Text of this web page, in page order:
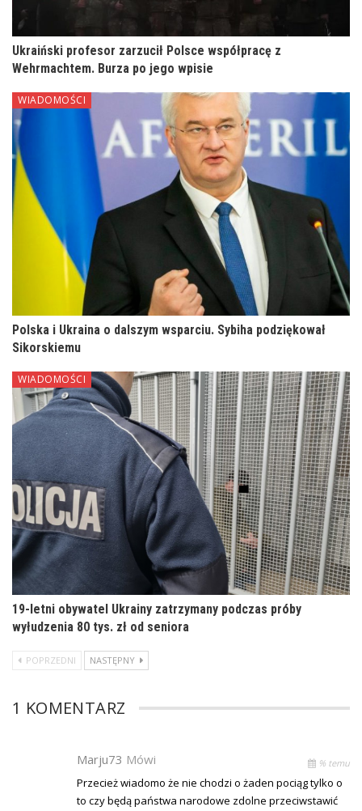
Ukraiński profesor zarzucił Polsce współpracę z
Wehrmachtem. Burza po jego wpisie
WIADOMOŚCI
Polska i Ukraina o dalszym wsparciu. Sybiha podziękował
Sikorskiemu
WIADOMOŚCI
19-letni obywatel Ukrainy zatrzymany podczas próby
wyłudzenia 80 tys. zł od seniora
POPRZEDNI NASTĘPNY
1 KOMENTARZ
Marju73 Mówi % temu
Przecież wiadomo że nie chodzi o żaden pociąg tylko o
to czy będą państwa narodowe zdolne przeciwstawić